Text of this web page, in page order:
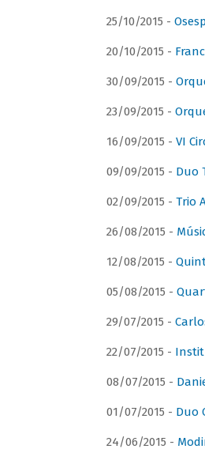
25/10/2015 -
20/10/2015 -
30/09/2015 -
23/09/2015 -
16/09/2015 - VI
09/09/2015 - Duo
02/09/2015 - Trio
26/08/2015 -
12/08/2015 -
05/08/2015 -
29/07/2015 -
22/07/2015 -
08/07/2015 -
01/07/2015 - Duo
24/06/2015 -